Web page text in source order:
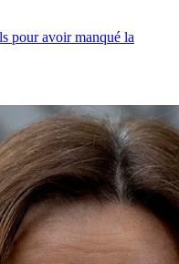
pour avoir manqué la